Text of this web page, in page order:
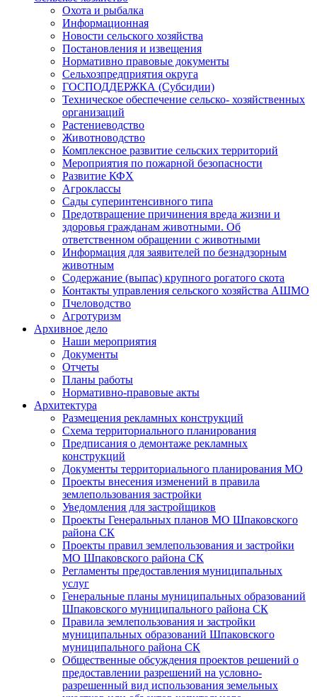
Охота и рыбалка
Информационная
Новости сельского хозяйства
Постановления и извещения
Нормативно правовые документы
Сельхозпредприятия округа
ГОСПОДДЕРЖКА (Субсидии)
Техническое обеспечение сельско- хозяйственных
организаций
Растениеводство
Животноводство
Комплексное развитие сельских территорий
Мероприятия по пожарной безопасности
Развитие КФХ
Агроклассы
Сады суперинтенсивного типа
Предотвращение причинения вреда жизни и
здоровья гражданам животными. Об
ответственном обращении с животными
Информация для заявителей по безнадзорным
животным
Содержание (выпас) крупного рогатого скота
Контакты управления сельского хозяйства АШМО
Пчеловодство
Агротуризм
Архивное дело
Наши мероприятия
Документы
Отчеты
Планы работы
Нормативно-правовые акты
Архитектура
Размещения рекламных конструкций
Схема территориального планирования
Предписания о демонтаже рекламных
конструкций
Документы территориального планирования МО
Проекты внесения изменений в правила
землепользования застройки
Уведомления для застройщиков
Проекты Генеральных планов МО Шпаковского
района СК
Проекты правил землепользования и застройки
МО Шпаковского района СК
Регламенты предоставления муниципальных
услуг
Генеральные планы муниципальных образований
Шпаковского муниципального района СК
Правила землепользования и застройки
муниципальных образований Шпаковского
муниципального района СК
Общественные обсуждения проектов решений о
предоставлении разрешений на условно-
разрешенный вид использования земельных